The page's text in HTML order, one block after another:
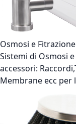
Osmosi e
Sistemi di Osmosi
accessori:
Membrane ecc